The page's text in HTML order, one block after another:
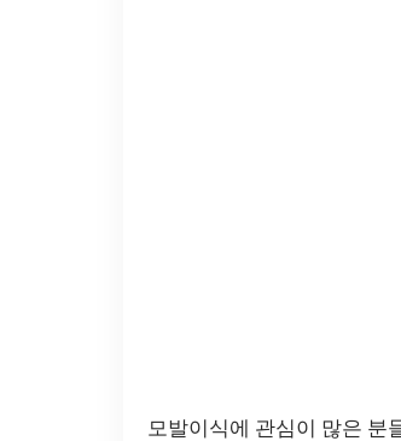
모발이식에 관심이 많은 분